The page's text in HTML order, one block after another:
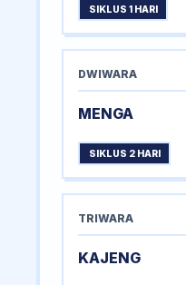
SIKLUS 1 HARI
DWIWARA
MENGA
SIKLUS 2 HARI
TRIWARA
KAJENG